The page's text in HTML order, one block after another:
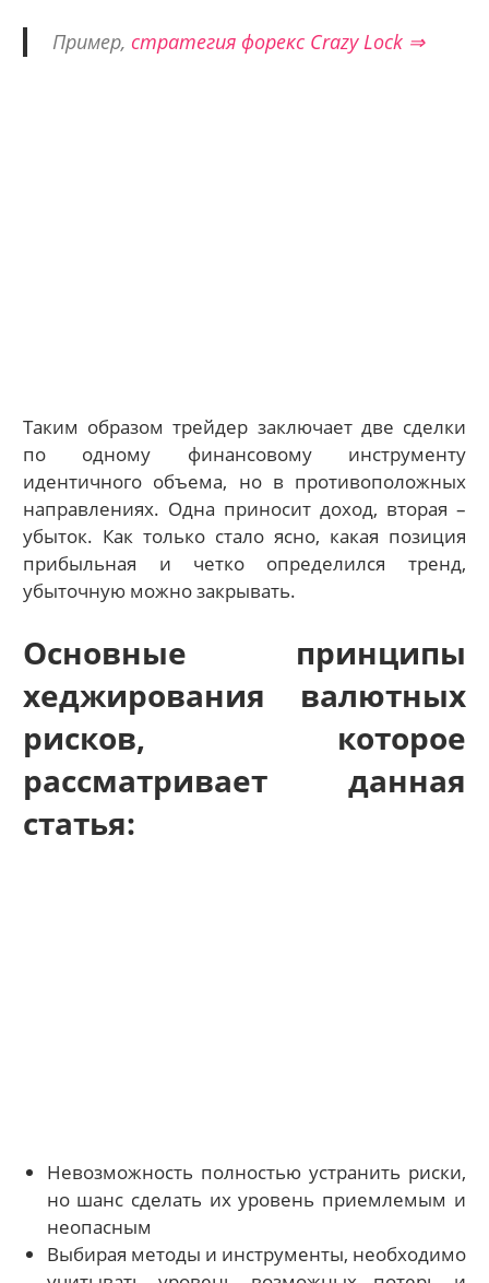
Пример, стратегия форекс Crazy Lock ⇒
Таким образом трейдер заключает две сделки
по одному финансовому инструменту
идентичного объема, но в противоположных
направлениях. Одна приносит доход, вторая –
убыток. Как только стало ясно, какая позиция
прибыльная и четко определился тренд,
убыточную можно закрывать.
Основные принципы
хеджирования валютных
рисков, которое
рассматривает данная
статья:
Невозможность полностью устранить риски,
но шанс сделать их уровень приемлемым и
неопасным
Выбирая методы и инструменты, необходимо